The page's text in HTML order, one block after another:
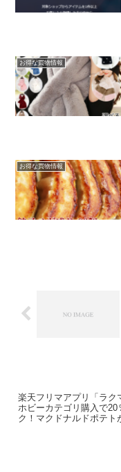
お得な買物情報
お得な買物情報
楽天フリマアプリ「ラク
ホビーカテゴリ購入で20
ク！マクドナルドポテト